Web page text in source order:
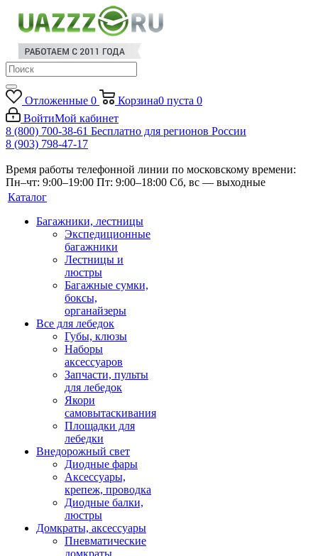
Отложенные 0 Корзина0 пуста 0
ВойтиМой кабинет
8 (800) 700-38-61 Бесплатно для регионов России
8 (903) 798-47-17
Время работы телефонной линии по московскому времени:
Пн–чт: 9:00–19:00 Пт: 9:00–18:00 Сб, вс — выходные
Каталог
Багажники, лестницы
Экспедиционные
багажники
Лестницы и
люстры
Багажные сумки,
боксы,
органайзеры
Все для лебедок
Губы, клюзы
Наборы
аксессуаров
Запчасти, пульты
для лебедок
Якори
самовытаскивания
Площадки для
лебедки
Внедорожный свет
Диодные фары
Аксессуары,
крепеж, проводка
Диодные балки,
люстры
Домкраты, аксессуары
Пневматические
домкраты